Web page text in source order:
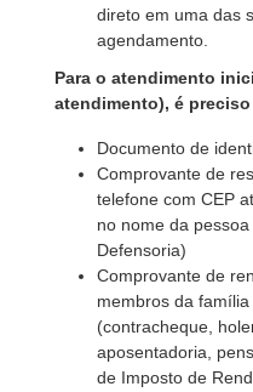
direto em uma das
agendamento.
Para o atendimento
atendimento), é
Documento de
Comprovante de
telefone com CEP
no nome da
Defensoria)
Comprovante de
membros da
(contracheque,
aposentadoria,
de Imposto de